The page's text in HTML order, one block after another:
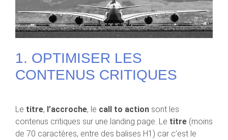
1. OPTIMISER LES
CONTENUS CRITIQUES
Le titre, l’accroche, le call to action sont les
contenus critiques sur une landing page. Le titre (moins
de 70 caractères, entre des balises H1) car c’est le